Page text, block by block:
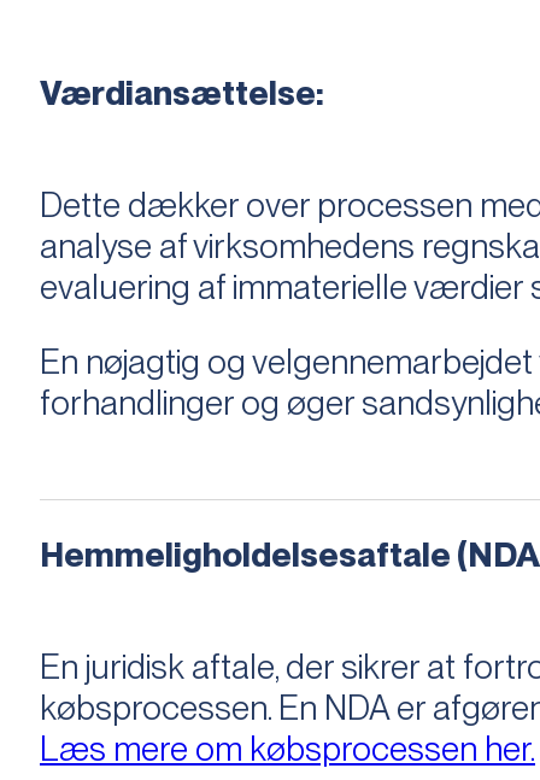
Værdiansættelse:
Dette dækker over processen
analyse af virksomhedens
evaluering af immaterielle
En nøjagtig og
forhandlinger og øger
Hemmeligholdelsesaftale
En juridisk aftale, der sikrer at
købsprocessen​​. En NDA er
Læs mere om købsprocessen her.